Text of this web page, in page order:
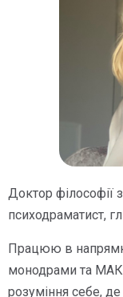
Доктор філософії
психодраматист,
Працюю в
монодрами та
розуміння себе,